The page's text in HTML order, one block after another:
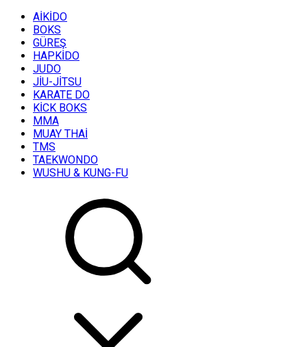
AİKİDO
BOKS
GÜREŞ
HAPKİDO
JUDO
JİU-JİTSU
KARATE DO
KİCK BOKS
MMA
MUAY THAİ
TMS
TAEKWONDO
WUSHU & KUNG-FU